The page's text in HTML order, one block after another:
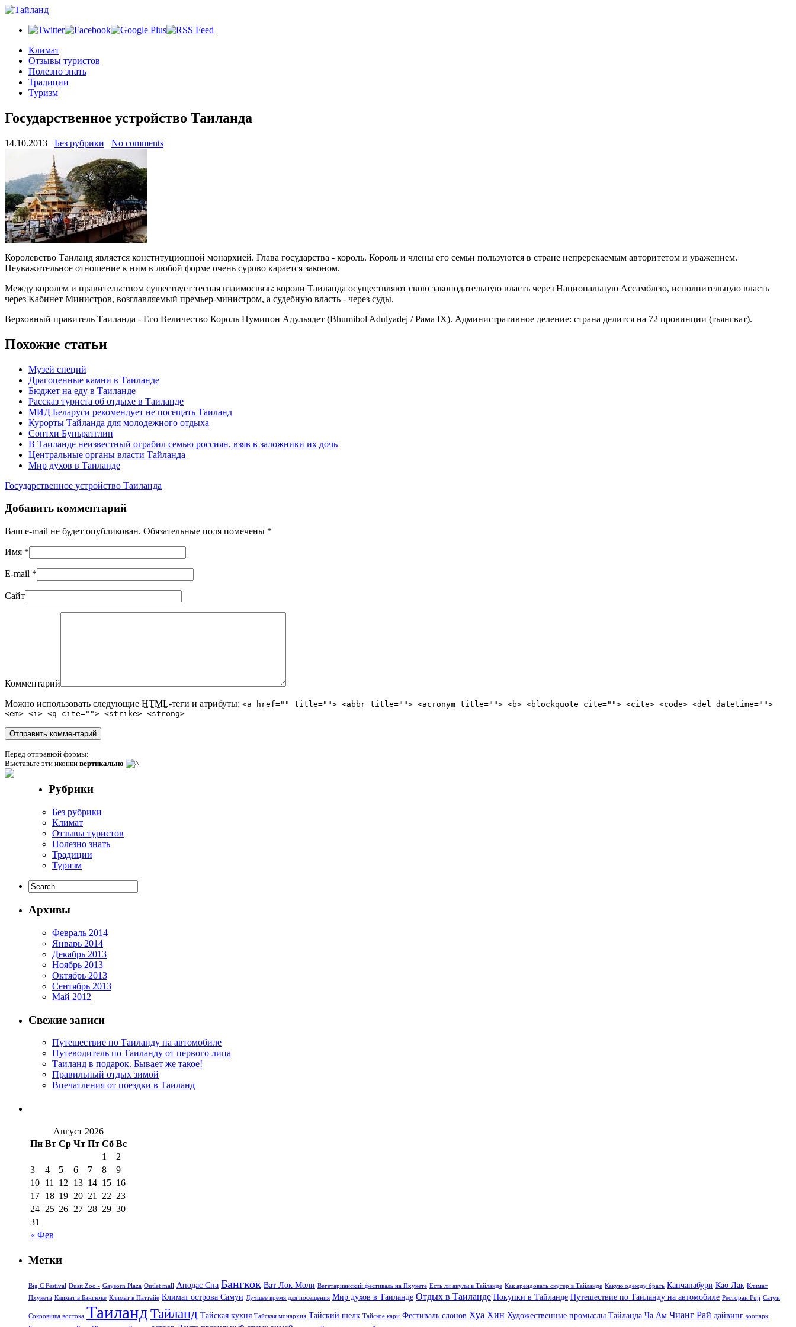
Климат
Отзывы туристов
Полезно знать
Традиции
Туризм
Государственное устройство Таиланда
14.10.2013 Без рубрики No comments
Королевство Таиланд является конституционной монархией. Глава государства - король. Король и члены его семьи пользуются в стране непререкаемым авторитетом и уважением.
Неуважительное отношение к ним в любой форме очень сурово карается законом.
Между королем и правительством существует тесная взаимосвязь: короли Таиланда осуществляют свою законодательную власть через Национальную Ассамблею, исполнительную власть
через Кабинет Министров, возглавляемый премьер-министром, а судебную власть - через суды.
Верховный правитель Таиланда - Его Величество Король Пумипон Адульядет (Bhumibol Adulyadej / Paмa IX). Административное деление: страна делится на 72 провинции (тьянгват).
Похожие статьи
Музей специй
Драгоценные камни в Таиланде
Бюджет на еду в Таиланде
Рассказ туриста об отдыхе в Таиланде
МИД Беларуси рекомендует не посещать Таиланд
Курорты Тайланда для молодежного отдыха
Сонтхи Буньратглин
В Таиланде неизвестный ограбил семью россиян, взяв в заложники их дочь
Центральные органы власти Тайланда
Мир духов в Таиланде
Государственное устройство Таиланда
Добавить комментарий
Ваш e-mail не будет опубликован. Обязательные поля помечены *
Имя *
E-mail *
Сайт
Комментарий
Можно использовать следующие HTML-теги и атрибуты: <a href="" title=""> <abbr title=""> <acronym title=""> <b> <blockquote cite=""> <cite> <code> <del datetime="">
<em> <i> <q cite=""> <strike> <strong>
Перед отправкой формы:
Выставьте эти иконки вертикально
Рубрики
Без рубрики
Климат
Отзывы туристов
Полезно знать
Традиции
Туризм
Архивы
Февраль 2014
Январь 2014
Декабрь 2013
Ноябрь 2013
Октябрь 2013
Сентябрь 2013
Май 2012
Свежие записи
Путешествие по Таиланду на автомобиле
Путеводитель по Таиланду от первого лица
Таиланд в подарок. Бывает же такое!
Правильный отдых зимой
Впечатления от поездки в Таиланд
Август 2026
Пн Вт Ср Чт Пт Сб Вс
« Фев
1
2
3
4 5 6 7 8
9
10 11 12 13 14 15 16
17 18 19 20 21 22 23
24 25 26 27 28 29 30
31
Метки
Big C Festival Dusit Zoo - Gaysorn Plaza Outlet mall Анодас Спа Бангкок Ват Лок Моли Вегетарианский фестиваль на Пхукете Есть ли акулы в Тайланде Как арендовать скутер в Тайланде Какую одежду брать Канчанабури Као Лак Климат
Пхукета Климат в Бангкоке Климат в Паттайе Климат острова Самуи Лучшее время для посещения Мир духов в Таиланде Отдых в Таиланде Покупки в Тайланде Путешествие по Таиланду на автомобиле Ресторан Fuji Сатун
Сокровища востока ТаиландТайланд Тайская кухня Тайская монархия Тайский шелк Тайское кари Фестиваль слонов Хуа Хин Художественные промыслы Тайланда Ча Ам Чианг Рай дайвинг зоопарк